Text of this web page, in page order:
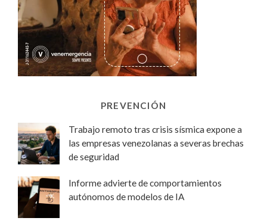
PREVENCIÓN
Trabajo remoto tras crisis sísmica expone a
las empresas venezolanas a severas brechas
de seguridad
Informe advierte de comportamientos
autónomos de modelos de IA